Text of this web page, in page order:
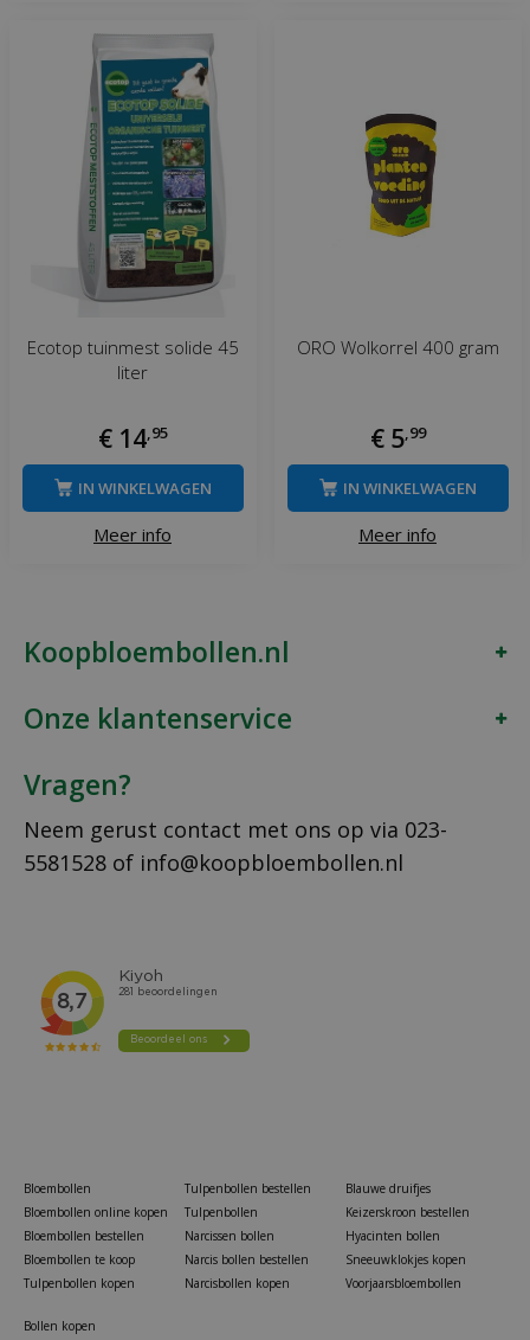
Ecotop tuinmest solide 45
liter
€ 14 95
Meer info
IN WINKELWAGEN
ORO Wolkorrel 400 gram
€ 5 99
Meer info
IN WINKELWAGEN
Koopbloembollen.nl
Onze klantenservice
Vragen?
Neem gerust contact met ons op via 023-
5581528 of info@koopbloembollen.nl
Bloembollen
Bloembollen online kopen
Bloembollen bestellen
Bloembollen te koop
Tulpenbollen kopen
Tulpenbollen bestellen
Tulpenbollen
Narcissen bollen
Narcis bollen bestellen
Narcisbollen kopen
Blauwe druifjes
Keizerskroon bestellen
Hyacinten bollen
Sneeuwklokjes kopen
Voorjaarsbloembollen
Bollen kopen